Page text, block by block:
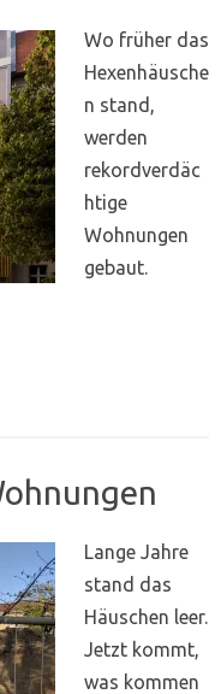
Wo früher das
Hexenhäusche
n stand,
werden
rekordverdäc
htige
Wohnungen
gebaut.
Lange Jahre
stand das
Häuschen leer.
Jetzt kommt,
was kommen